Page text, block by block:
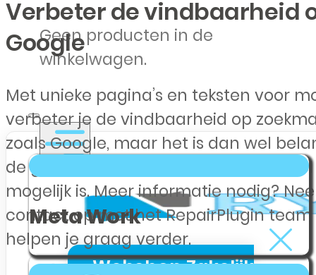
Geen producten in de
winkelwagen.
Webshop Zakelijk
Verbeter de vindbaarheid
Google
Met unieke pagina’s en teksten voor
verbeter je de vindbaarheid op
zoals Google, maar het is dan wel
de geschreven content voor elk model
mogelijk is. Meer informatie nodig?
contact op met het RepairPlugin team
helpen je graag verder.
Meta Work